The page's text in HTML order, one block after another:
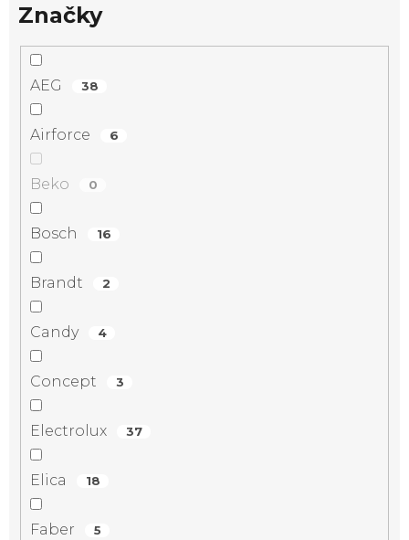
Značky
AEG 38
Airforce 6
Beko 0
Bosch 16
Brandt 2
Candy 4
Concept 3
Electrolux 37
Elica 18
Faber 5